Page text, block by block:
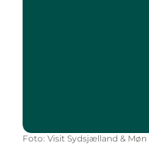
Foto: Visit Sydsjælland & Møn